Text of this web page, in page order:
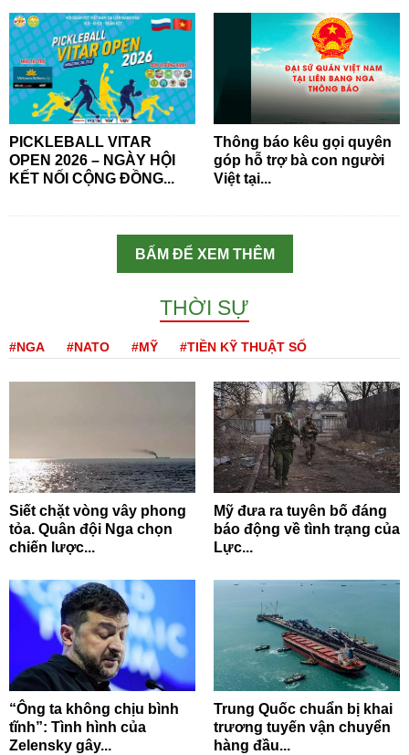
PICKLEBALL VITAR
OPEN 2026 – NGÀY HỘI
KẾT NỐI CỘNG ĐỒNG...
Thông báo kêu gọi quyên
góp hỗ trợ bà con người
Việt tại...
BẤM ĐỂ XEM THÊM
THỜI SỰ
#NGA #NATO #MỸ #TIỀN KỸ THUẬT SỐ
Siết chặt vòng vây phong
tỏa. Quân đội Nga chọn
chiến lược...
Mỹ đưa ra tuyên bố đáng
báo động về tình trạng của
Lực...
“Ông ta không chịu bình
tĩnh”: Tình hình của
Zelensky gây...
Trung Quốc chuẩn bị khai
trương tuyến vận chuyển
hàng đầu...